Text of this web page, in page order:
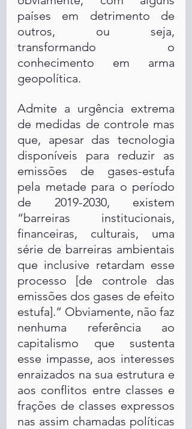
países em detrimento de
outros, ou seja,
transformando o
conhecimento em arma
geopolítica.
Admite a urgência extrema
de medidas de controle mas
que, apesar das tecnologia
disponíveis para reduzir as
emissões de gases-estufa
pela metade para o período
de 2019-2030, existem
“barreiras institucionais,
financeiras, culturais, uma
série de barreiras ambientais
que inclusive retardam esse
processo [de controle das
emissões dos gases de efeito
estufa].” Obviamente, não faz
nenhuma referência ao
capitalismo que sustenta
esse impasse, aos interesses
enraizados na sua estrutura e
aos conflitos entre classes e
frações de classes expressos
nas assim chamadas políticas